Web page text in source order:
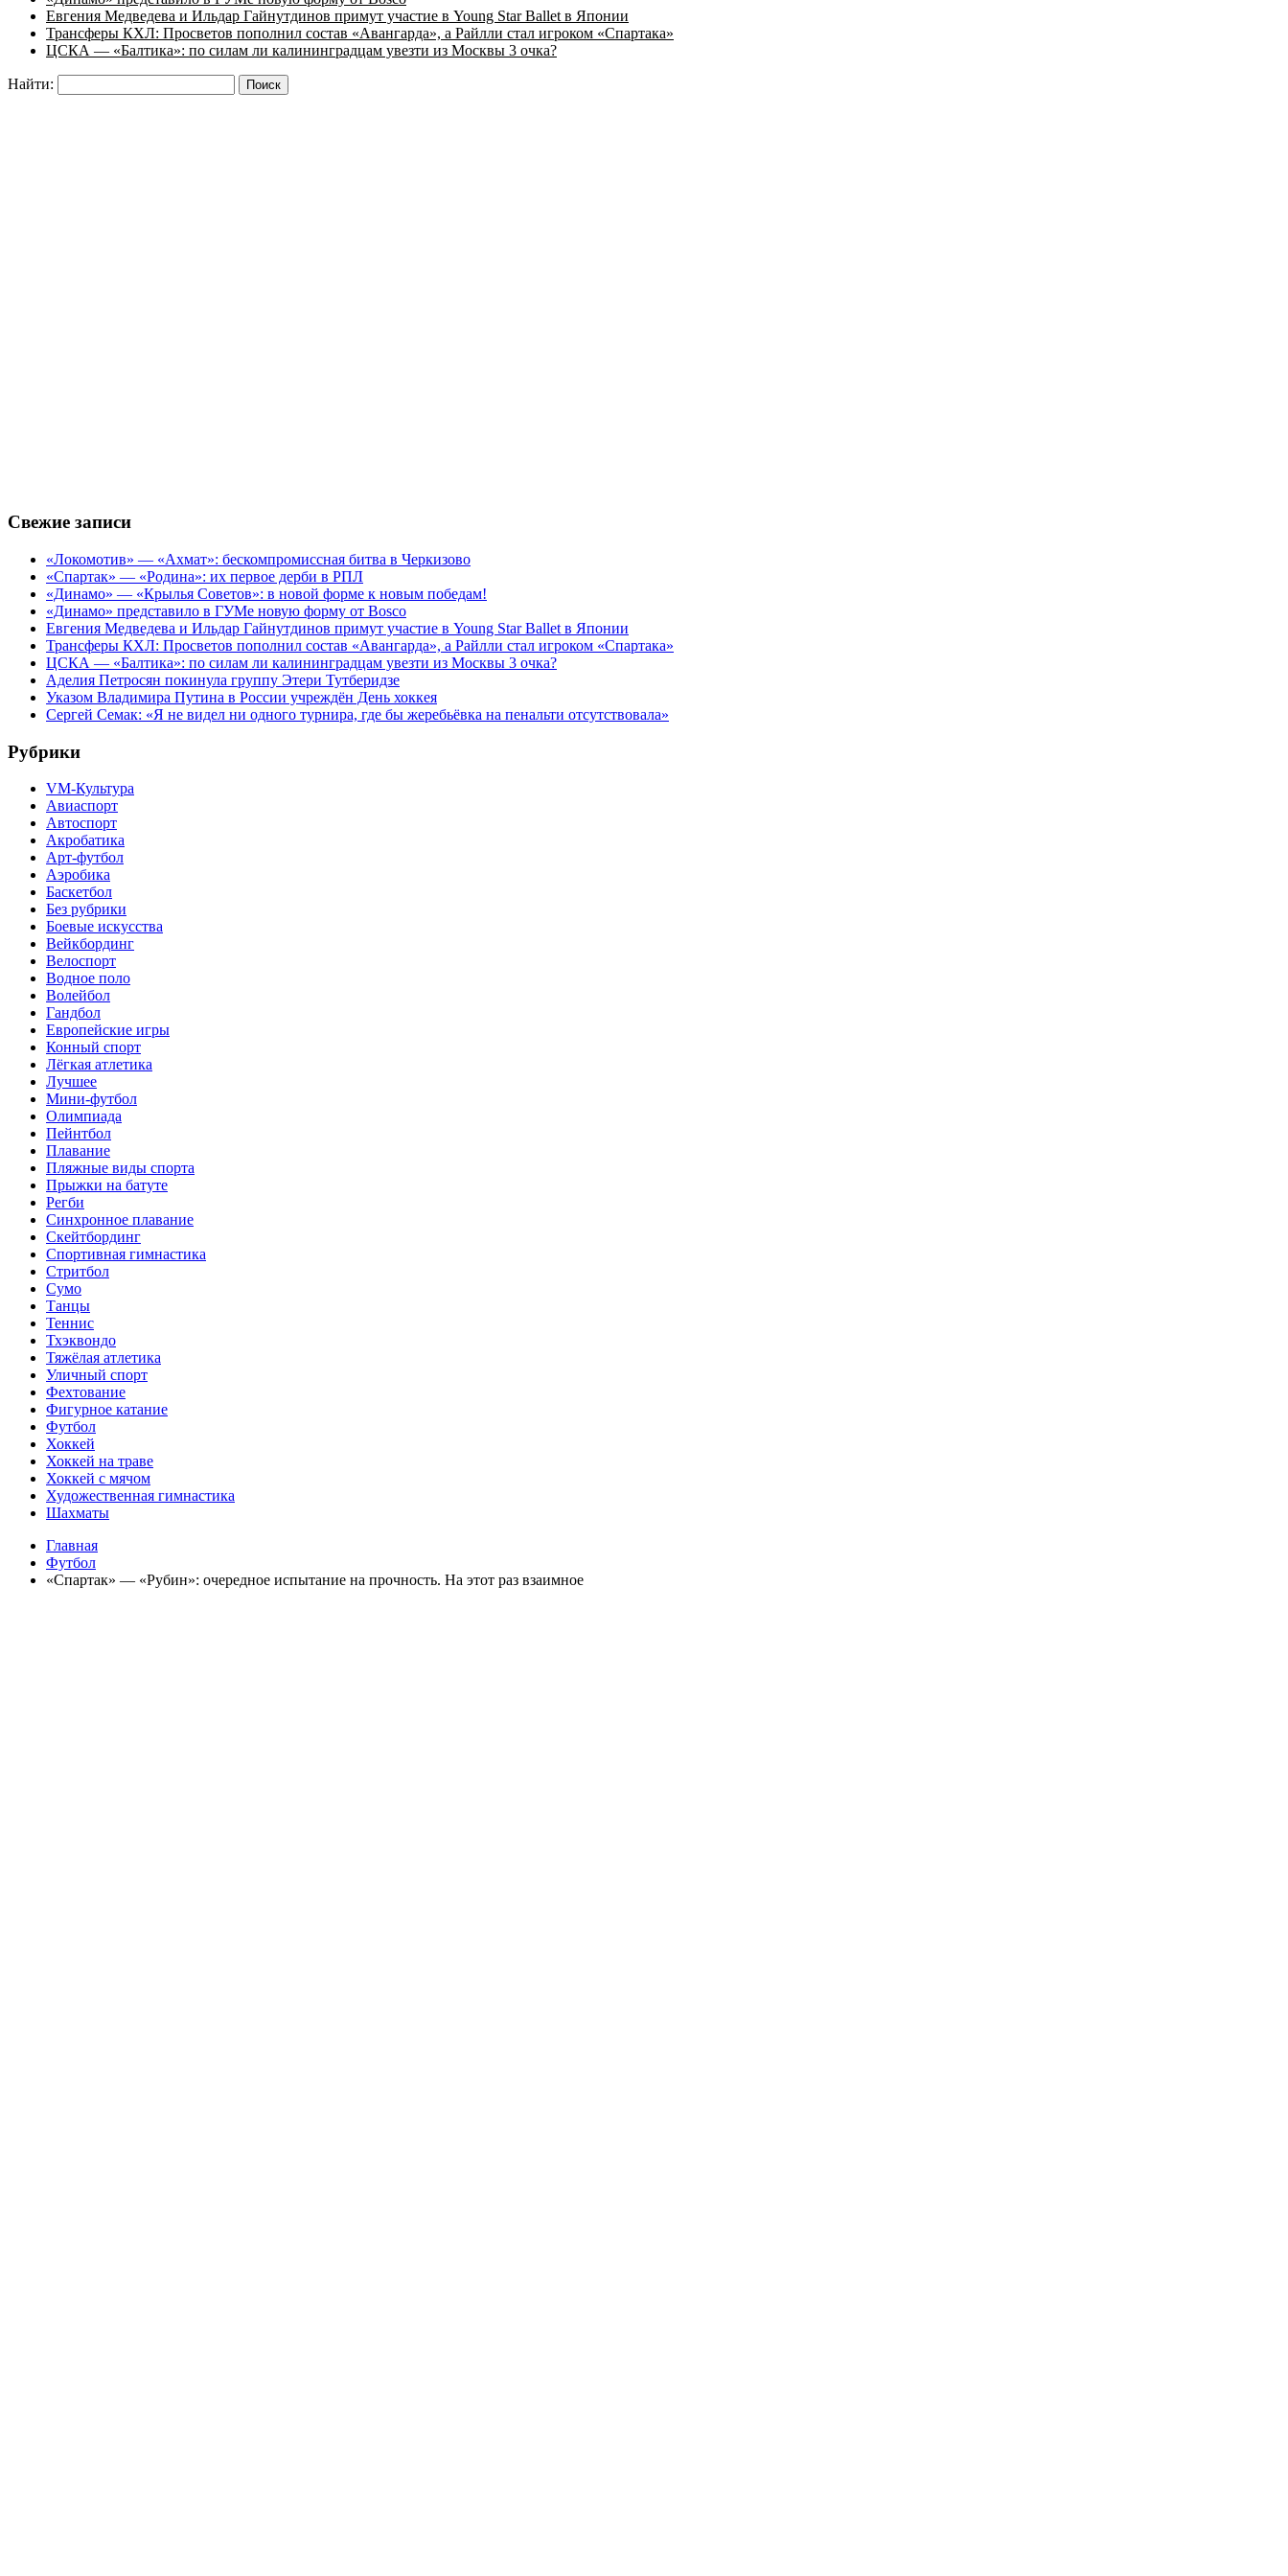
Евгения Медведева и Ильдар Гайнутдинов примут участие в Young Star Ballet в Японии
Трансферы КХЛ: Просветов пополнил состав «Авангарда», а Райлли стал игроком «Спартака»
ЦСКА — «Балтика»: по силам ли калининградцам увезти из Москвы 3 очка?
Найти:
Свежие записи
«Локомотив» — «Ахмат»: бескомпромиссная битва в Черкизово
«Спартак» — «Родина»: их первое дерби в РПЛ
«Динамо» — «Крылья Советов»: в новой форме к новым победам!
«Динамо» представило в ГУМе новую форму от Bosco
Евгения Медведева и Ильдар Гайнутдинов примут участие в Young Star Ballet в Японии
Трансферы КХЛ: Просветов пополнил состав «Авангарда», а Райлли стал игроком «Спартака»
ЦСКА — «Балтика»: по силам ли калининградцам увезти из Москвы 3 очка?
Аделия Петросян покинула группу Этери Тутберидзе
Указом Владимира Путина в России учреждён День хоккея
Сергей Семак: «Я не видел ни одного турнира, где бы жеребьёвка на пенальти отсутствовала»
Рубрики
VM-Культура
Авиаспорт
Автоспорт
Акробатика
Арт-футбол
Аэробика
Баскетбол
Без рубрики
Боевые искусства
Вейкбординг
Велоспорт
Водное поло
Волейбол
Гандбол
Европейские игры
Конный спорт
Лёгкая атлетика
Лучшее
Мини-футбол
Олимпиада
Пейнтбол
Плавание
Пляжные виды спорта
Прыжки на батуте
Регби
Синхронное плавание
Скейтбординг
Спортивная гимнастика
Стритбол
Сумо
Танцы
Теннис
Тхэквондо
Тяжёлая атлетика
Уличный спорт
Фехтование
Фигурное катание
Футбол
Хоккей
Хоккей на траве
Хоккей с мячом
Художественная гимнастика
Шахматы
Главная
Футбол
«Спартак» — «Рубин»: очередное испытание на прочность. На этот раз взаимное